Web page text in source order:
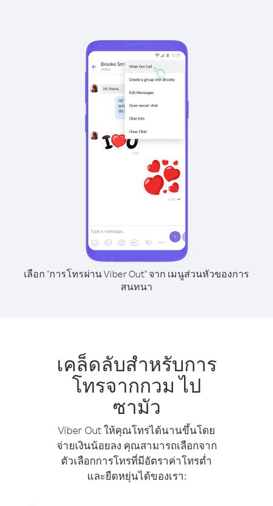
เลือก "การโทรผ่าน Viber Out" จาก เมนูส่วนหัวของการ
สนทนา
เคล็ดลับสำหรับการ
โทรจากกวม ไป
ซามัว
Viber Out ให้คุณโทรได้นานขึ้นโดย
จ่ายเงินน้อยลง คุณสามารถเลือกจาก
ตัวเลือกการโทรที่มีอัตราค่าโทรต่ำ
และยืดหยุ่นได้ของเรา: